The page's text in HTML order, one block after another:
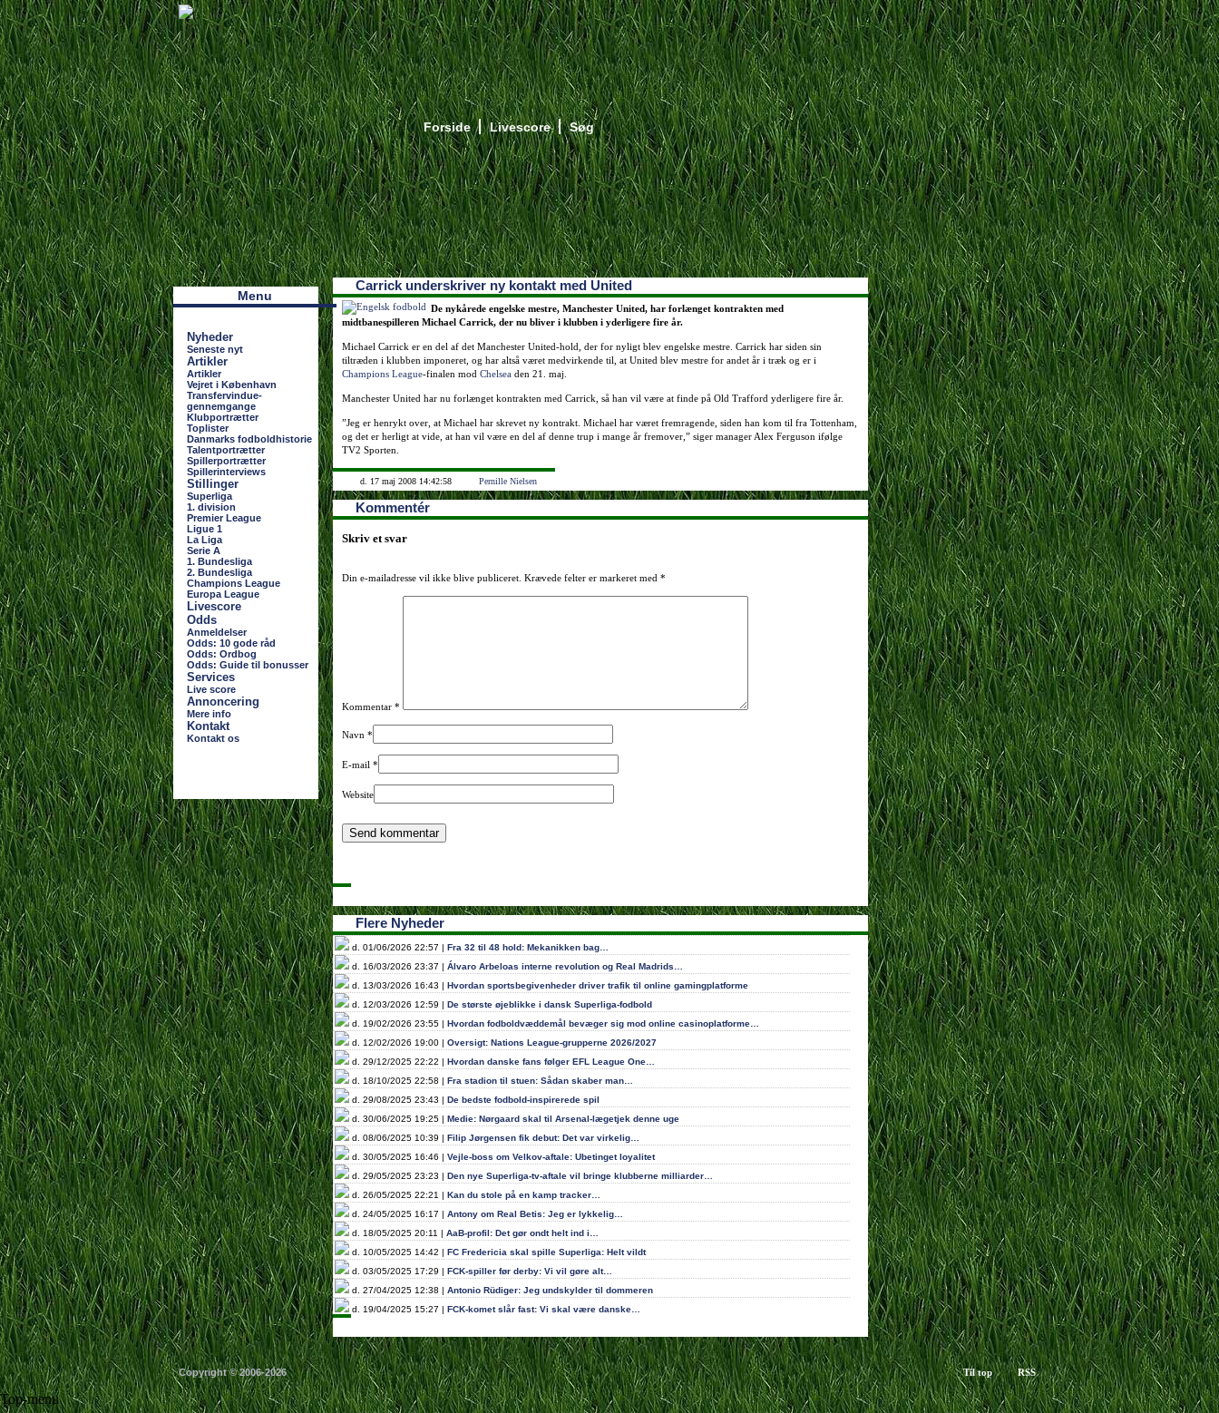
Forside Livescore Søg
Наши партнеры
лучшие займы
Menu
Nyheder
Seneste nyt
Artikler
Artikler
Vejret i København
Transfervindue-
gennemgange
Klubportrætter
Toplister
Danmarks fodboldhistorie
Talentportrætter
Spillerportrætter
Spillerinterviews
Stillinger
Superliga
1. division
Premier League
Ligue 1
La Liga
Serie A
1. Bundesliga
2. Bundesliga
Champions League
Europa League
Livescore
Odds
Anmeldelser
Odds: 10 gode råd
Odds: Ordbog
Odds: Guide til bonusser
Services
Live score
Annoncering
Mere info
Kontakt
Kontakt os
Carrick underskriver ny kontakt med United
De nykårede engelske mestre, Manchester United, har forlænget kontrakten med
midtbanespilleren Michael Carrick, der nu bliver i klubben i yderligere fire år.
Michael Carrick er en del af det Manchester United-hold, der for nyligt blev engelske mestre. Carrick har siden sin
tiltræden i klubben imponeret, og har altså været medvirkende til, at United blev mestre for andet år i træk og er i
Champions League-finalen mod Chelsea den 21. maj.
Manchester United har nu forlænget kontrakten med Carrick, så han vil være at finde på Old Trafford yderligere fire år.
”Jeg er henrykt over, at Michael har skrevet ny kontrakt. Michael har været fremragende, siden han kom til fra Tottenham,
og det er herligt at vide, at han vil være en del af denne trup i mange år fremover,” siger manager Alex Ferguson ifølge
TV2 Sporten.
d. 17 maj 2008 14:42:58 Pernille Nielsen
Kommentér
Skriv et svar
Din e-mailadresse vil ikke blive publiceret. Krævede felter er markeret med *
Kommentar *
Navn *
E-mail *
Website
Flere Nyheder
d. 01/06/2026 22:57 | Fra 32 til 48 hold: Mekanikken bag…
d. 16/03/2026 23:37 | Álvaro Arbeloas interne revolution og Real Madrids…
d. 13/03/2026 16:43 | Hvordan sportsbegivenheder driver trafik til online gamingplatforme
d. 12/03/2026 12:59 | De største øjeblikke i dansk Superliga-fodbold
d. 19/02/2026 23:55 | Hvordan fodboldvæddemål bevæger sig mod online casinoplatforme…
d. 12/02/2026 19:00 | Oversigt: Nations League-grupperne 2026/2027
d. 29/12/2025 22:22 | Hvordan danske fans følger EFL League One…
d. 18/10/2025 22:58 | Fra stadion til stuen: Sådan skaber man…
d. 29/08/2025 23:43 | De bedste fodbold-inspirerede spil
d. 30/06/2025 19:25 | Medie: Nørgaard skal til Arsenal-lægetjek denne uge
d. 08/06/2025 10:39 | Filip Jørgensen fik debut: Det var virkelig…
d. 30/05/2025 16:46 | Vejle-boss om Velkov-aftale: Ubetinget loyalitet
d. 29/05/2025 23:23 | Den nye Superliga-tv-aftale vil bringe klubberne milliarder…
d. 26/05/2025 22:21 | Kan du stole på en kamp tracker…
d. 24/05/2025 16:17 | Antony om Real Betis: Jeg er lykkelig…
d. 18/05/2025 20:11 | AaB-profil: Det gør ondt helt ind i…
d. 10/05/2025 14:42 | FC Fredericia skal spille Superliga: Helt vildt
d. 03/05/2025 17:29 | FCK-spiller før derby: Vi vil gøre alt…
d. 27/04/2025 12:38 | Antonio Rüdiger: Jeg undskylder til dommeren
d. 19/04/2025 15:27 | FCK-komet slår fast: Vi skal være danske…
Copyright © 2006-2026 Til top RSS
Top-menu